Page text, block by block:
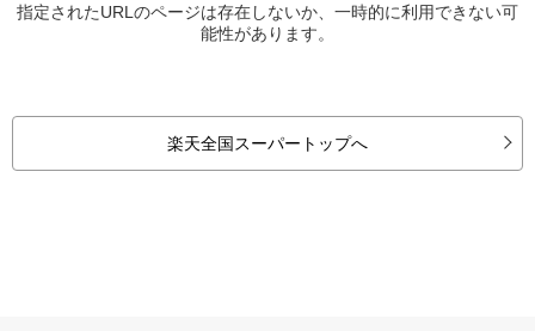
指定されたURLのページは存在しないか、一時的に利用できない可
能性があります。
楽天全国スーパートップへ